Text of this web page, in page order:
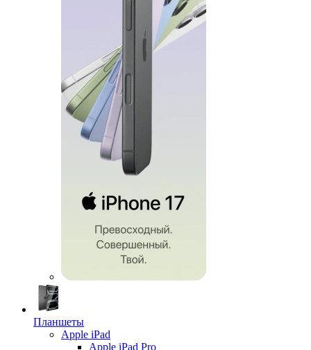
Планшеты
Apple iPad
Apple iPad Pro